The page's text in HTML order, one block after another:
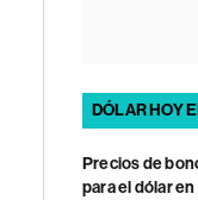
DÓLAR HOY
Precios de
para el dólar